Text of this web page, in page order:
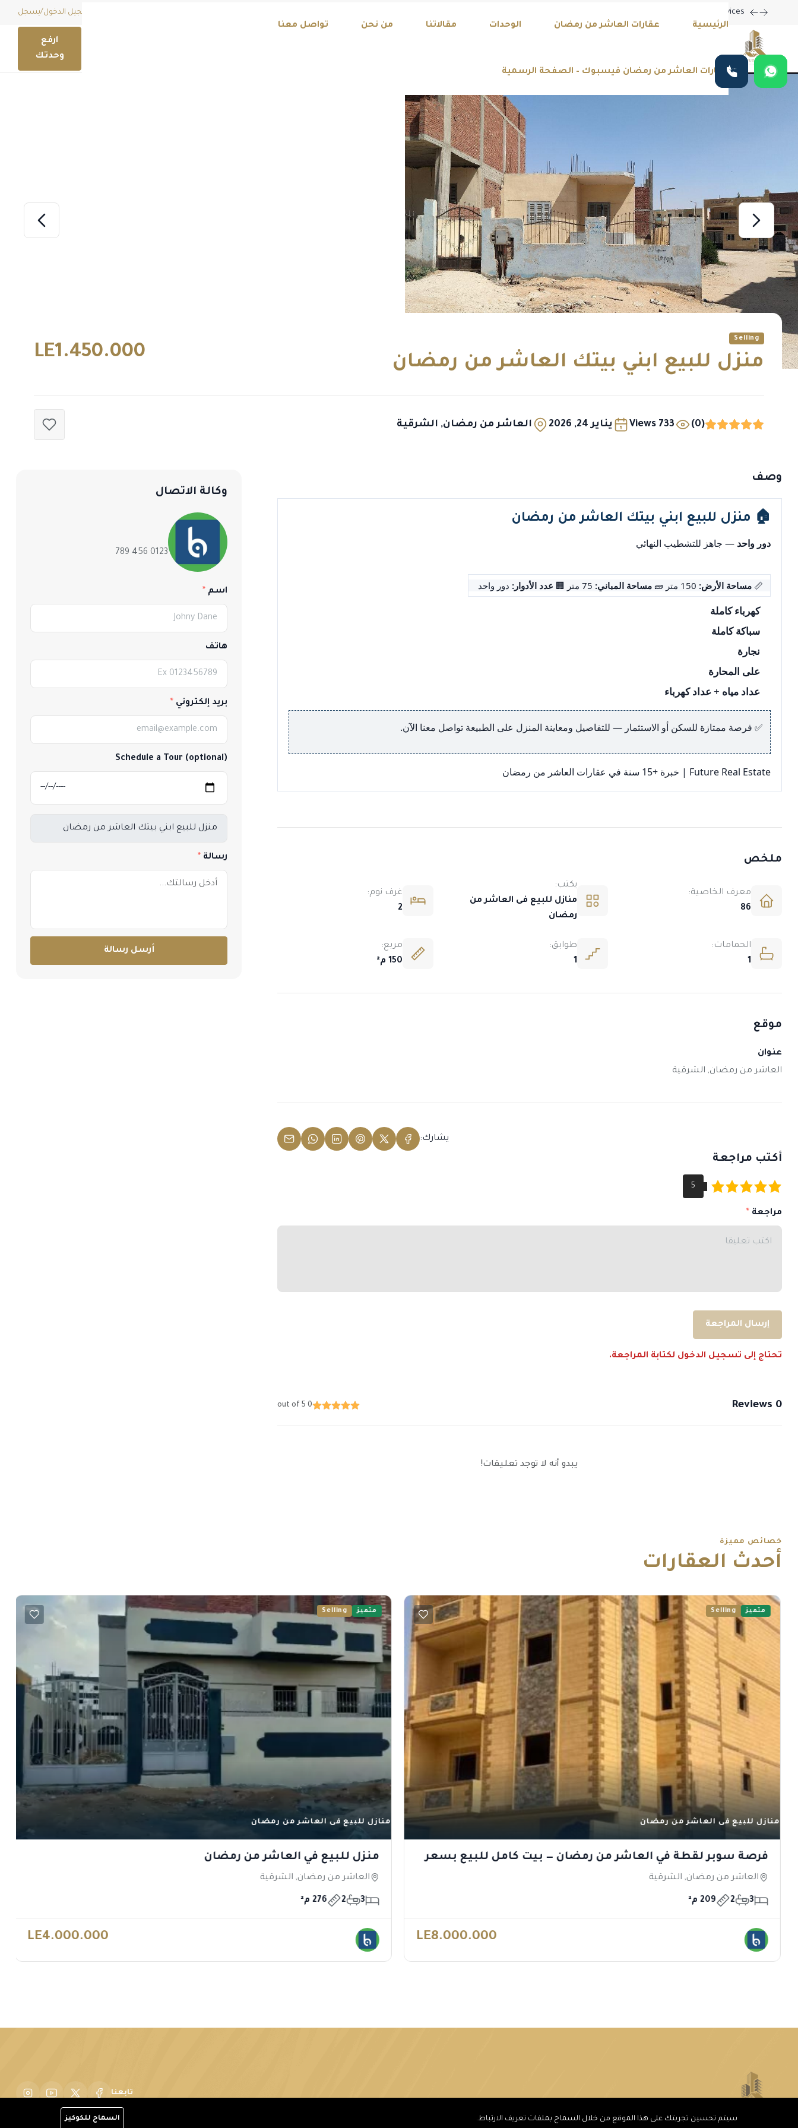
Explore Our Exciting New Property Listings Now Available in Prime Locations! تسجيل الدخول/يسجل
الرئيسية عقارات العاشر من رمضان الوحدات مقالاتنا من نحن تواصل معنا
عقارات العاشر من رمضان فيسبوك – الصفحة الرسمية
ارفع
وحدتك
Selling
منزل للبيع ابني بيتك العاشر من رمضان LE1.450.000
(0)
733 Views يناير 24, 2026 العاشر من رمضان, الشرقية
وصف
🏠 منزل للبيع ابني بيتك العاشر من رمضان
دور واحد — جاهز للتشطيب النهائي
📏 مساحة الأرض: مساحة المباني: عدد الأدوار: دور واحد
كهرباء كاملة
سباكة كاملة
نجارة
على المحارة
عداد مياه +عداد كهرباء
✅ فرصة ممتازة للسكن أو الاستثمار — للتفاصيل ومعاينة المنزل على الطبيعة تواصل معنا الآن.
Future Real Estate | خبرة +15 سنة في عقارات العاشر من رمضان
ملخص
معرف الخاصية:
86
يكتب:
منازل للبيع فى العاشر من
رمضان
غرف نوم:
2
الحمامات:
1
طوابق:
1
مربع:
150 م²
موقع
عنوان
العاشر من رمضان, الشرقية
يشارك:
أكتب مراجعة
مراجعة
إرسال المراجعة
تحتاج إلى تسجيل الدخول لكتابة المراجعة.
0 Reviews
0 out of 5
يبدو أنه لا توجد تعليقات!
وكالة الاتصال
0123 456 789
اسم
هاتف
بريد إلكتروني
Schedule a Tour (optional)
رسالة
أرسل رسالة
خصائص مميزة
أحدث العقارات
متميز Selling
منازل للبيع فى العاشر من رمضان
فرصة سوبر لقطة في العاشر من رمضان — بيت كامل للبيع بسعر
مميز
العاشر من رمضان, الشرقية
3
2 209 م²
LE8.000.000
متميز Selling
منازل للبيع فى العاشر من رمضان
منزل للبيع في العاشر من رمضان
العاشر من رمضان, الشرقية
3
2 276 م²
LE4.000.000
تابعنا
سيتم تحسين تجربتك على هذا الموقع من خلال السماح بملفات تعريف الارتباط. السماح للكوكيز